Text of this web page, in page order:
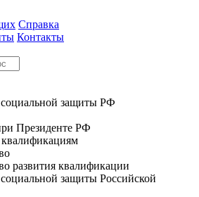
Справка
Контакты
защиты РФ
Президенте РФ
развития квалификации
защиты Российской